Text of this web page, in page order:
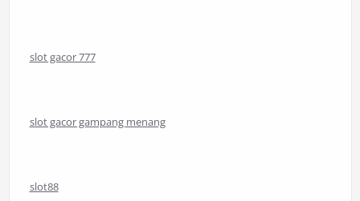
slot gacor 777
slot gacor gampang menang
slot88